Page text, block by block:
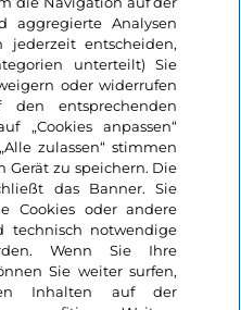
aggregierte Analysen
jederzeit entscheiden,
unterteilt) Sie
oder widerrufen
entsprechenden
„Cookies anpassen“
zulassen“ stimmen
Gerät zu speichern. Die
das Banner. Sie
Cookies oder andere
technisch notwendige
Wenn Sie Ihre
Sie weiter surfen,
Inhalten auf der